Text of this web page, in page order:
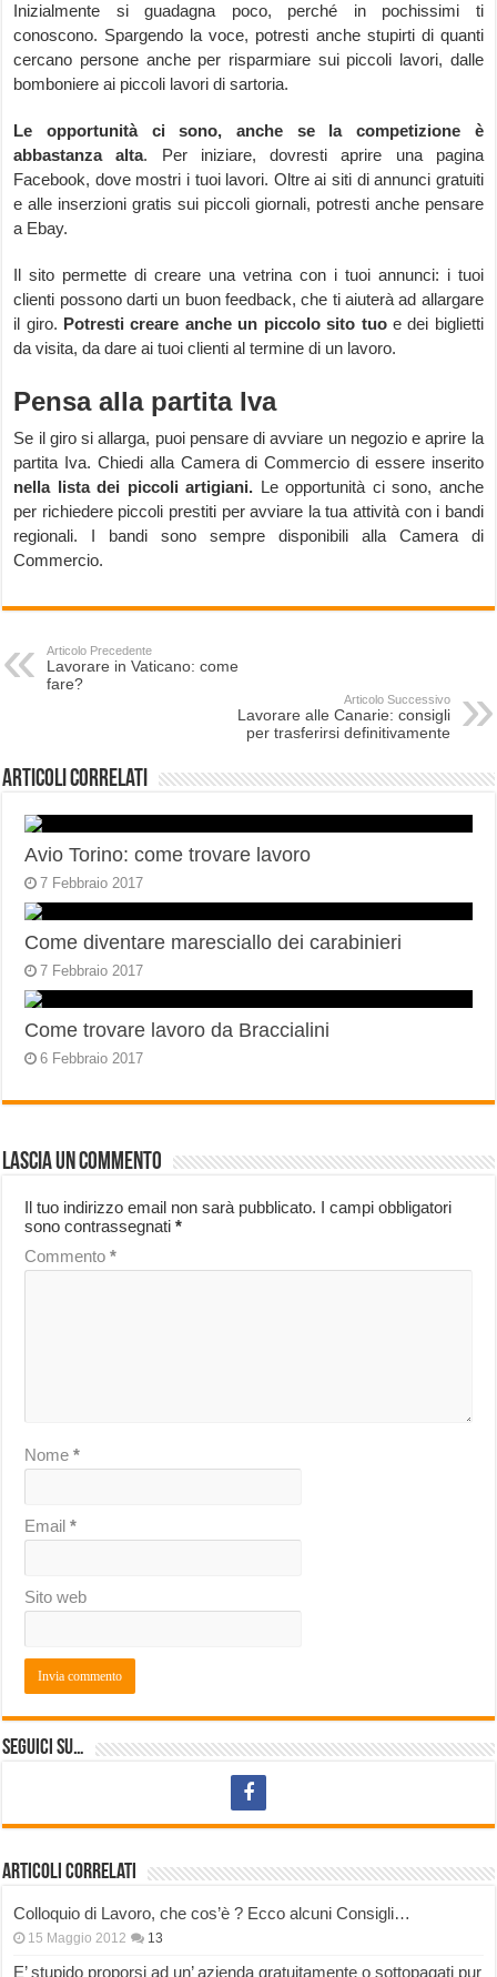
Inizialmente si guadagna poco, perché in pochissimi ti
conoscono. Spargendo la voce, potresti anche stupirti di quanti
cercano persone anche per risparmiare sui piccoli lavori, dalle
bomboniere ai piccoli lavori di sartoria.
Le opportunità ci sono, anche se la competizione è
abbastanza alta. Per iniziare, dovresti aprire una pagina
Facebook, dove mostri i tuoi lavori. Oltre ai siti di annunci gratuiti
e alle inserzioni gratis sui piccoli giornali, potresti anche pensare
a Ebay.
Il sito permette di creare una vetrina con i tuoi annunci: i tuoi
clienti possono darti un buon feedback, che ti aiuterà ad allargare
il giro. Potresti creare anche un piccolo sito tuoe dei biglietti
da visita, da dare ai tuoi clienti al termine di un lavoro.
Pensa alla partita Iva
Se il giro si allarga, puoi pensare di avviare un negozio e aprire la
partita Iva. Chiedi alla Camera di Commercio di essere inserito
nella lista dei piccoli artigiani. Le opportunità ci sono, anche
per richiedere piccoli prestiti per avviare la tua attività con i bandi
regionali. I bandi sono sempre disponibili alla Camera di
Commercio.
Articolo Precedente
Lavorare in Vaticano: come
fare?
Articolo Successivo
Lavorare alle Canarie: consigli
per trasferirsi definitivamente
Articoli correlati
Avio Torino: come trovare lavoro
7 Febbraio 2017
Come diventare maresciallo dei carabinieri
7 Febbraio 2017
Come trovare lavoro da Braccialini
6 Febbraio 2017
Lascia un commento
Il tuo indirizzo email non sarà pubblicato. I campi obbligatori
sono contrassegnati*
Commento*
Nome*
Email*
Sito web
Seguici su…
Articoli correlati
Colloquio di Lavoro, che cos’è ? Ecco alcuni Consigli…
15 Maggio 2012 13
E’ stupido proporsi ad un’ azienda gratuitamente o sottopagati pur